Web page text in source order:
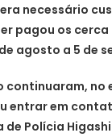
necessário
pagou os cerca
agosto a 5 de
continuaram, no
entrar em
Polícia